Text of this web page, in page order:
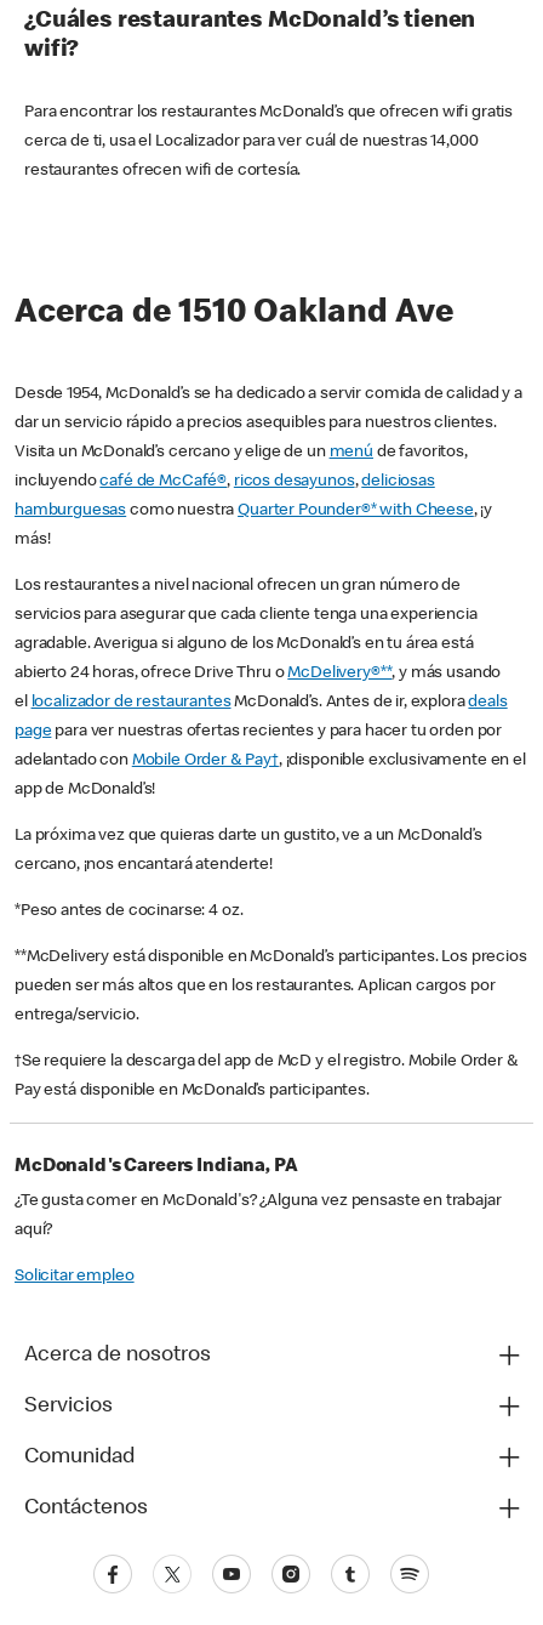
¿Cuáles restaurantes McDonald’s tienen
wifi?
Para encontrar los restaurantes McDonald’s que ofrecen wifi gratis
cerca de ti, usa el Localizador para ver cuál de nuestras 14,000
restaurantes ofrecen wifi de cortesía.
Acerca de 1510 Oakland Ave
Desde 1954, McDonald’s se ha dedicado a servir comida de calidad y a
dar un servicio rápido a precios asequibles para nuestros clientes.
Visita un McDonald’s cercano y elige de un menú de favoritos,
incluyendocafé de McCafé®, ricos desayunos,deliciosas
hamburguesas como nuestraQuarter Pounder®* with Cheese, ¡y
más!
Los restaurantes a nivel nacional ofrecen un gran número de
servicios para asegurar que cada cliente tenga una experiencia
agradable. Averigua si alguno de los McDonald’s en tu área está
abierto 24 horas, ofrece Drive Thru oMcDelivery®**, y más usando
el localizador de restaurantesMcDonald’s. Antes de ir, exploradeals
pagepara ver nuestras ofertas recientes y para hacer tu orden por
adelantado con Mobile Order & Pay†, ¡disponible exclusivamente en el
app de McDonald’s!
La próxima vez que quieras darte un gustito, ve a un McDonald’s
cercano, ¡nos encantará atenderte!
*Peso antes de cocinarse: 4 oz.
**McDelivery está disponible en McDonald’s participantes. Los precios
pueden ser más altos que en los restaurantes. Aplican cargos por
entrega/servicio.
†Se requiere la descarga del app de McD y el registro. Mobile Order &
Pay está disponible en McDonald’s participantes.
McDonald's Careers Indiana, PA
¿Te gusta comer en McDonald's? ¿Alguna vez pensaste en trabajar
aquí?
Solicitar empleo
Acerca de nosotros
Servicios
Comunidad
Contáctenos